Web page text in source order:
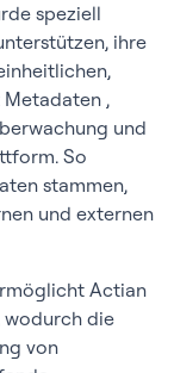
speziell
ihre
Metadaten ,
und
So
stammen,
und externen
Actian
wodurch die
von